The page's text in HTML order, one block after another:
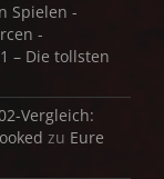
Spielen -
-
– Die tollsten
Vergleich:
zu Eure